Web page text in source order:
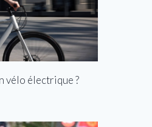
vélo électrique ?